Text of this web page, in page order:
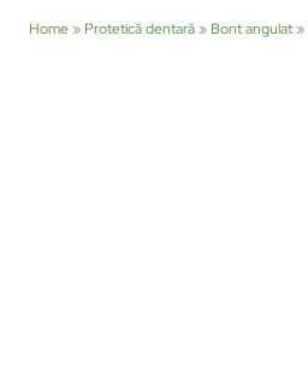
Home » Protetică dentară » Bont angulat»